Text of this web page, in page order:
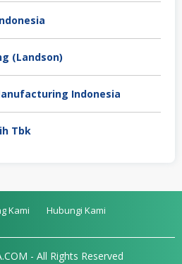
(Landson)
Indonesia
Tbk
Kami Hubungi Kami
- All Rights Reserved